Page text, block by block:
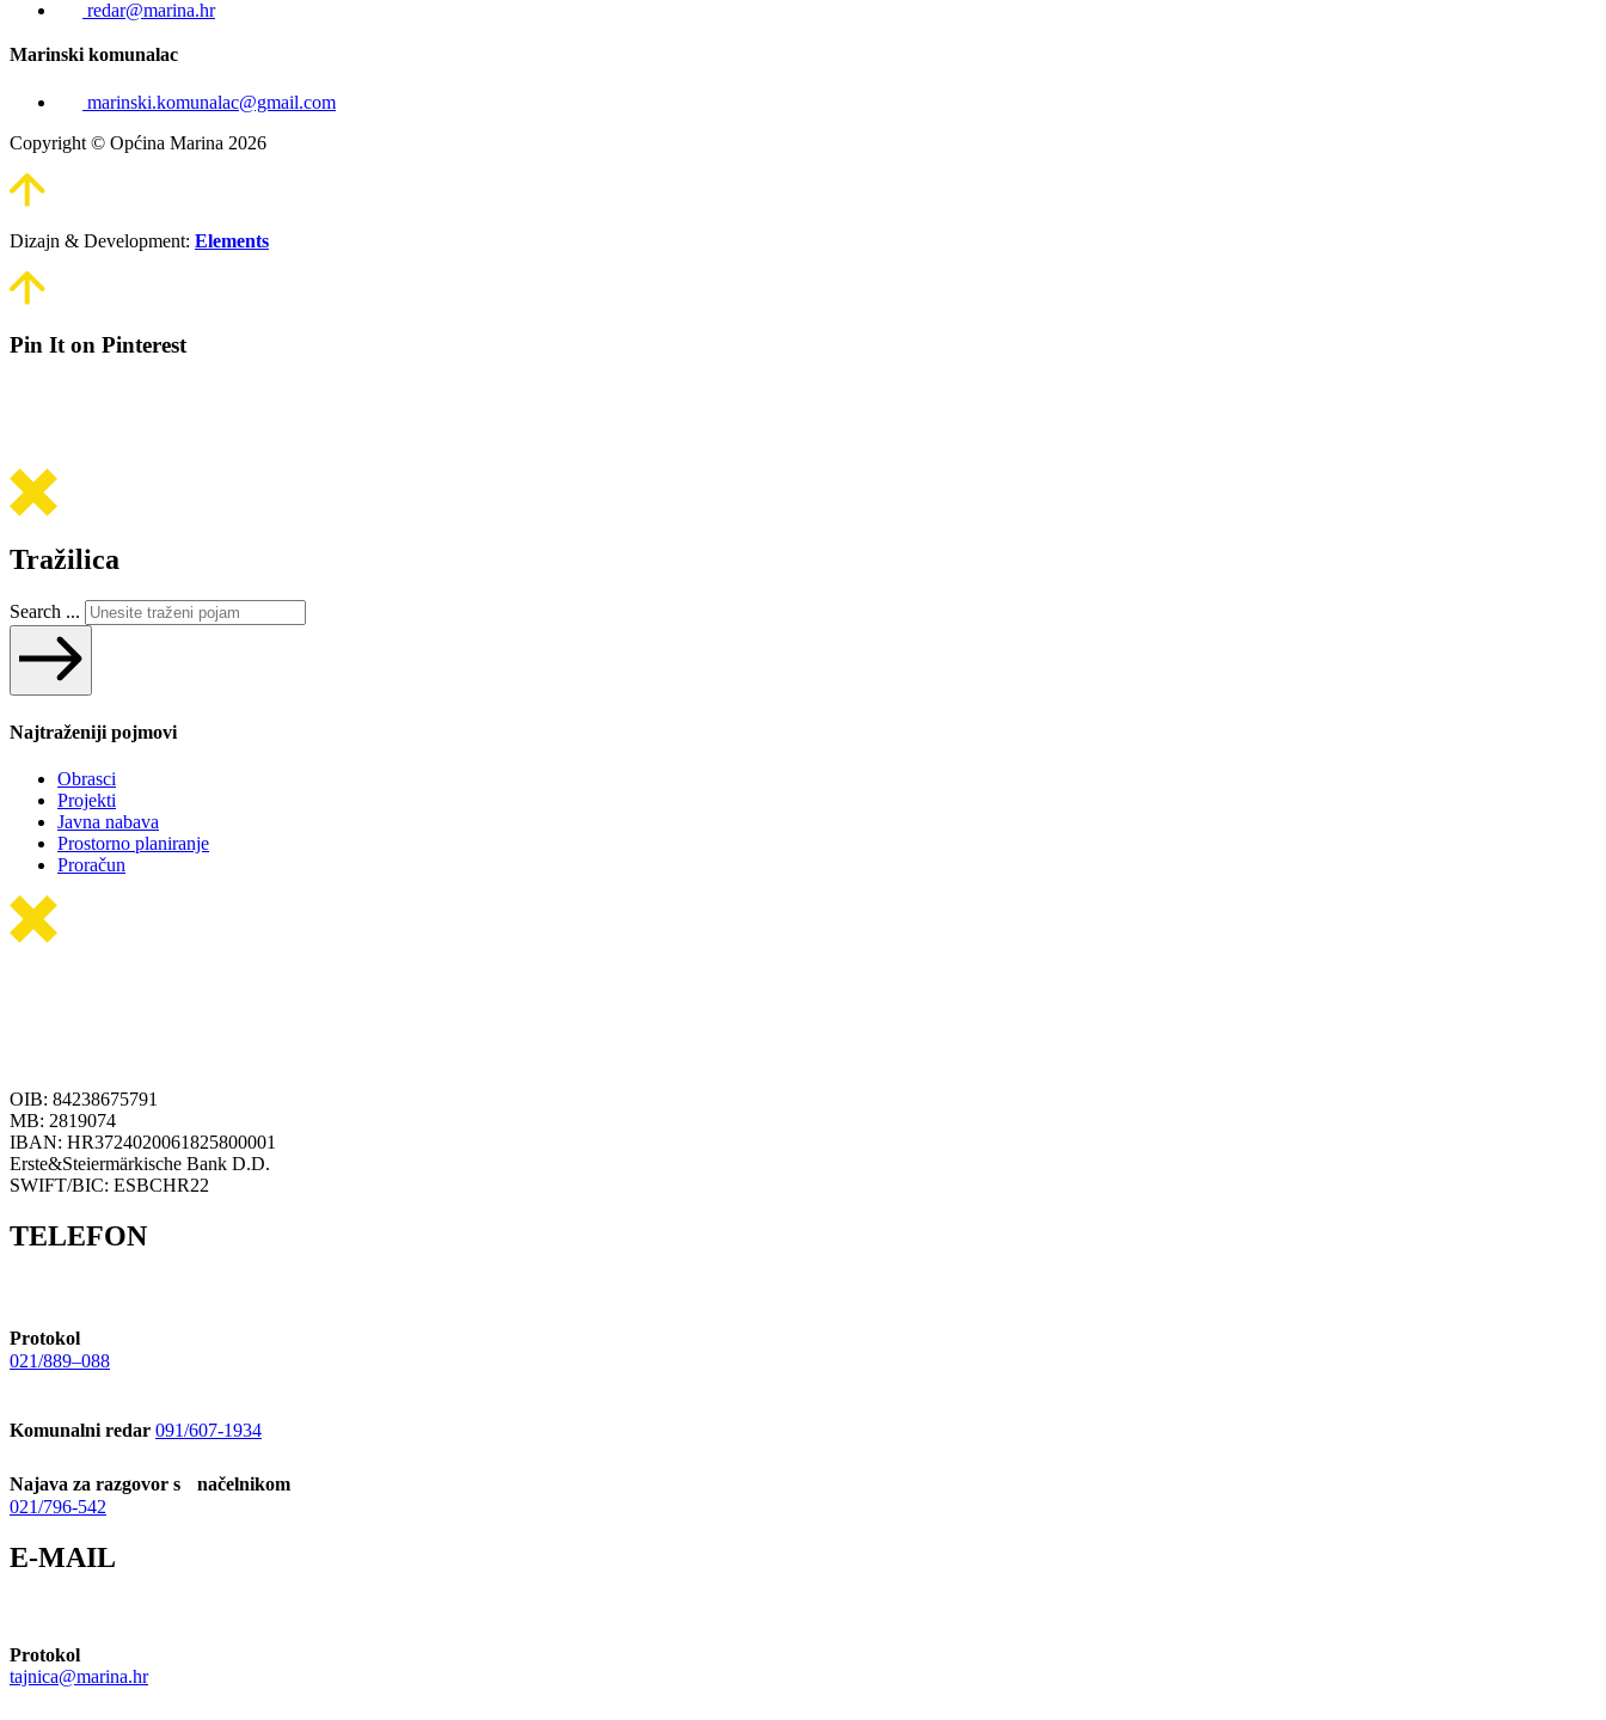
redar@marina.hr
Marinski komunalac
marinski.komunalac@gmail.com
Copyright © Općina Marina 2026
Dizajn & Development: Elements
Pin It on Pinterest
Tražilica
Search ...
Najtraženiji pojmovi
Obrasci
Projekti
Javna nabava
Prostorno planiranje
Proračun
OIB: 84238675791
MB: 2819074
IBAN: HR3724020061825800001
Erste&Steiermärkische Bank D.D.
SWIFT/BIC: ESBCHR22
TELEFON
Protokol
021/889–088
Komunalni redar 091/607-1934
Najava za razgovor s načelnikom
021/796-542
E-MAIL
Protokol
tajnica@marina.hr